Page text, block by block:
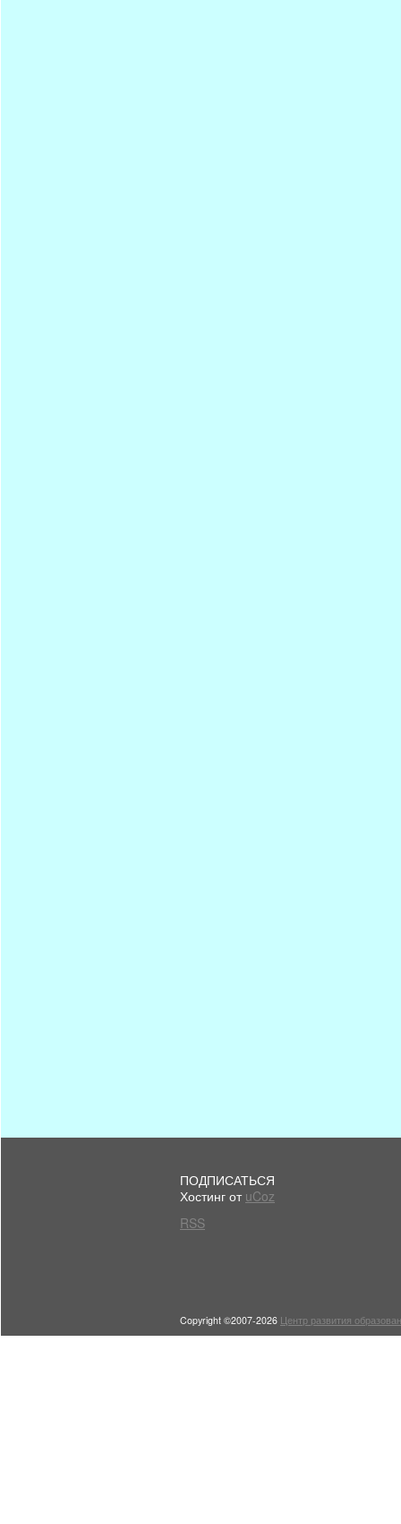
ПОДПИСАТЬСЯ
Хостинг от uCoz
RSS
Copyright ©2007-2026 Центр развития